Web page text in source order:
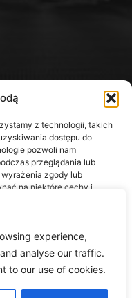
experience,
analyse our traffic.
to our use of cookies.
z technologii, takich
dostępu do
pozwoli nam
przeglądania lub
zgody lub
na niektóre cechy i
Knurowa i okolic